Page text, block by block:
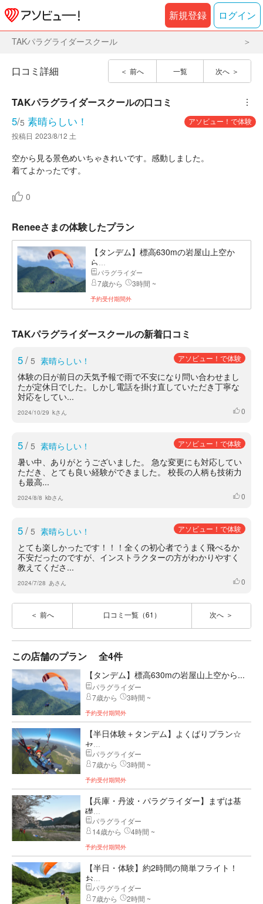
新規登録 ログイン
TAKパラグライダースクール
前へ 一覧 次へ
口コミ詳細
TAKパラグライダースクールの口コミ ︙
5/5 素晴らしい！
アソビュー！で体験
投稿日 2023/8/12 土
空から見る景色めいちゃきれいです。感動しました。
着てよかったです。
0
Reneeさまの体験したプラン
【タンデム】標高630mの岩屋山上空か
ら...
パラグライダー
7歳から 3時間 ~
予約受付期間外
TAKパラグライダースクールの新着口コミ
5/ 5 素晴らしい！ アソビュー！で体験
体験の日が前日の天気予報で雨で不安になり問い合わせまし
たが定休日でした。しかし電話を掛け直していただき丁寧な
対応をしてい...
2024/10/29 kさん いいね
0
5/ 5 素晴らしい！ アソビュー！で体験
暑い中、ありがとうございました。 急な変更にも対応してい
ただき、とても良い経験ができました。 校長の人柄も技術力
も最高...
2024/8/8 kbさん いいね
0
5/ 5 素晴らしい！ アソビュー！で体験
とても楽しかったです！！！全くの初心者でうまく飛べるか
不安だったのですが、インストラクターの方がわかりやすく
教えてくださ...
2024/7/28 あさん いいね
0
前へ 口コミ一覧（61） 次へ
この店舗のプラン 全4件
【タンデム】標高630mの岩屋山上空から...
パラグライダー
7歳から
3時間 ~
予約受付期間外
【半日体験＋タンデム】よくばりプラン☆
セ...
パラグライダー
7歳から
3時間 ~
予約受付期間外
【兵庫・丹波・パラグライダー】まずは基
礎...
パラグライダー
14歳から
4時間 ~
予約受付期間外
【半日・体験】約2時間の簡単フライト！
お...
パラグライダー
7歳から
2時間 ~